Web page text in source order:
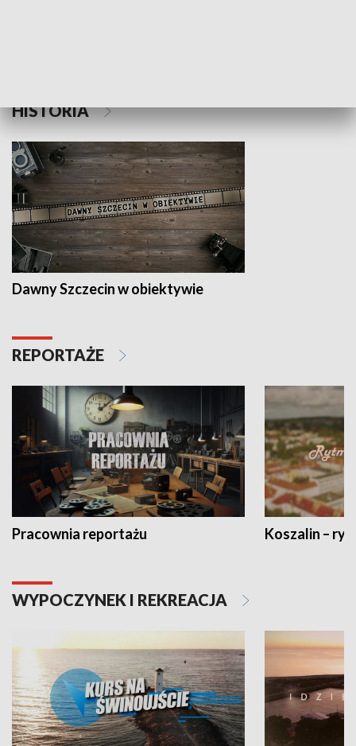
HISTORIA
Dawny Szczecin w obiektywie
REPORTAŻE
Pracownia reportażu Koszalin –
WYPOCZYNEK I REKREACJA